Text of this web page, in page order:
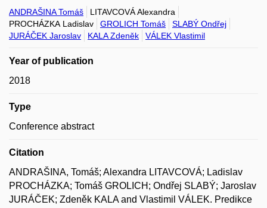
ANDRAŠINA Tomáš
LITAVCOVÁ Alexandra
PROCHÁZKA Ladislav
GROLICH Tomáš
SLABÝ Ondřej
JURÁČEK Jaroslav
KALA Zdeněk VÁLEK Vlastimil
Year of publication
2018
Type
Conference abstract
Citation
ANDRAŠINA, Tomáš; Alexandra LITAVCOVÁ; Ladislav
PROCHÁZKA; Tomáš GROLICH; Ondřej SLABÝ; Jaroslav
JURÁČEK; Zdeněk KALA and Vlastimil VÁLEK. Predikce